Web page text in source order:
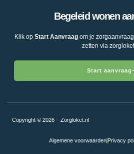
Begeleid wonen
Klik op Start Aanvraagom je
zetten via
Start aanvraag
Copyright © 2026 – Zorgloket.nl
Algemene voorwaarden Privacy